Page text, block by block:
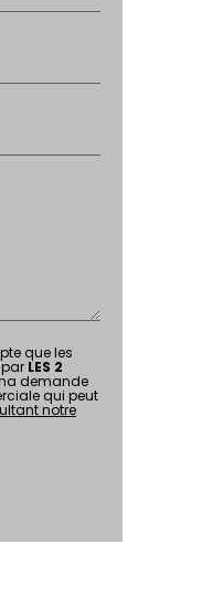
que les
LES 2
demande
qui peut
notre